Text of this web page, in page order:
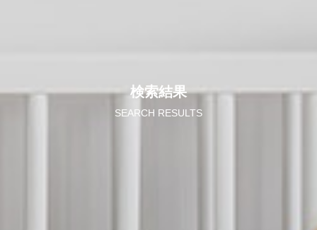
検索結果
SEARCH RESULTS